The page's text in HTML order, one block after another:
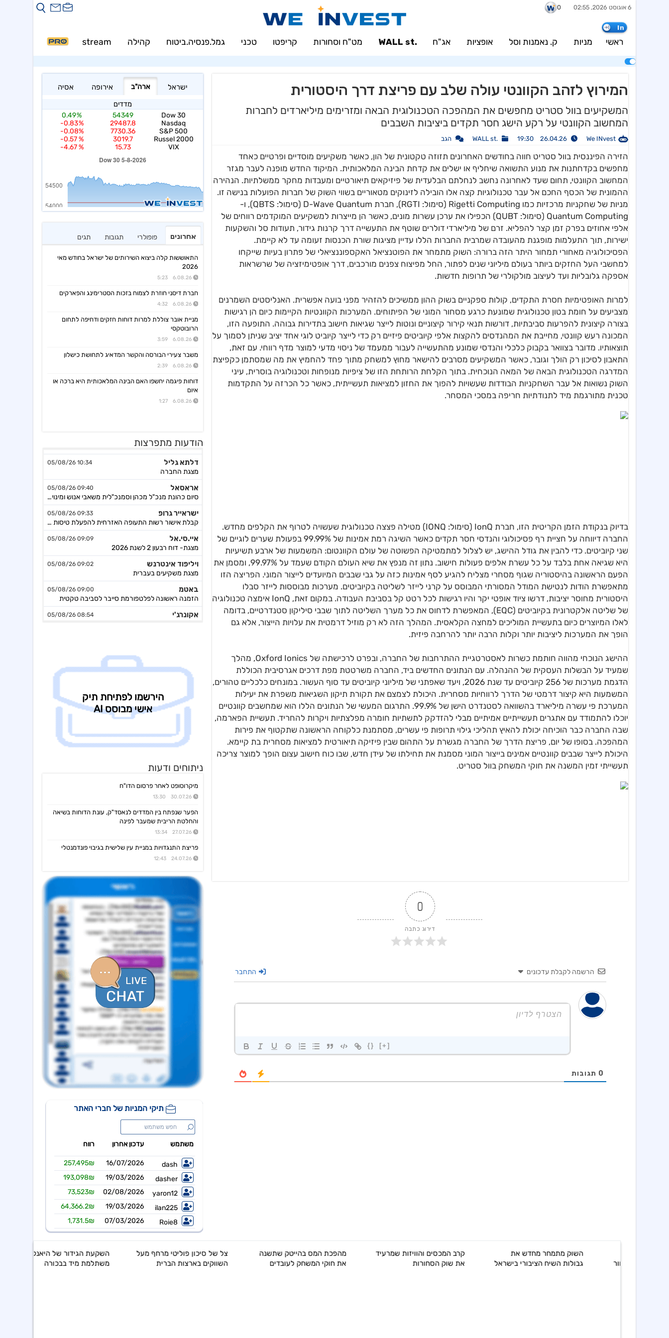
6 אוגוסט 2026, 02:55
In
0
ראשי מניות ק. נאמנות וסל אופציות אג"ח .WALL st מט"ח וסחורות קריפטו טכני גמל.פנסיה.ביטוח קהילה stream
PRO
המירוץ לזהב הקוונטי עולה שלב עם פריצת דרך היסטורית
המשקיעים בוול סטריט מחפשים את המהפכה הטכנולוגית הבאה ומזרימים מיליארדים לחברות
המחשוב הקוונטי על רקע הישג חסר תקדים ביציבות השבבים
We INvest
26.04.26 19:30
.WALL st הגב
הזירה הפיננסית בוול סטריט חווה בחודשים האחרונים תזוזה טקטונית של הון, כאשר משקיעים מוסדיים ופרטיים כאחד
מחפשים בקדחתנות את מנוע התשואה שיחליף או ישלים את קדחת הבינה המלאכותית. המיקוד החדש מופנה לעבר מגזר
המחשוב הקוונטי, תחום שעד לאחרונה נחשב לנחלתם הבלעדית של פיזיקאים תיאורטיים ומעבדות מחקר ממשלתיות. הנהירה
ההמונית של הכסף החכם אל עבר טכנולוגיות קצה אלו הובילה לזינוקים מטאוריים בשווי השוק של חברות הפועלות בנישה זו.
מניות של שחקניות מרכזיות כמו Rigetti Computing (סימול: RGTI), חברת D-Wave Quantum (סימול: QBTS), ו-
Quantum Computing (סימול: QUBT) הכפילו את ערכן עשרות מונים, כאשר הן מייצרות למשקיעים המוקדמים רווחים של
אלפי אחוזים בפרק זמן קצר להפליא. זרם של מיליארדי דולרים שוטף את התעשייה דרך קרנות גידור, תעודות סל והשקעות
ישירות, תוך התעלמות מופגנת מהעובדה שמרבית החברות הללו עדיין מציגות שורת הכנסות זעומה עד לא קיימת.
הפסיכולוגיה מאחורי תמחור היתר הזה ברורה: השוק מתמחר את הפוטנציאל האקספוננציאלי של פתרון בעיות שייקחו
למחשבי העל החזקים ביותר בעולם מיליוני שנים לפתור, החל מפיצוח צפנים מורכבים, דרך אופטימיזציה של שרשראות
אספקה גלובליות ועד לעיצוב מולקולרי של תרופות חדשות.
למרות האופטימיות חסרת התקדים, קולות ספקניים בשוק ההון ממשיכים להזהיר מפני בועה אפשרית. האנליסטים השמרנים
מצביעים על חומת בטון טכנולוגית שמונעת כרגע מסחור המוני של הפיתוחים. המערכות הקוונטיות הקיימות כיום הן רגישות
בצורה קיצונית להפרעות סביבתיות, דורשות תנאי קירור קיצוניים ונוטות לייצר שגיאות חישוב בתדירות גבוהה. התופעה הזו,
המכונה רעש קוונטי, מחייבת את המהנדסים להקצות אלפי קיוביטים פיזיים רק כדי לייצר קיוביט לוגי אחד יציב שניתן לסמוך על
תוצאותיו. מדובר בצוואר בקבוק כלכלי והנדסי שמונע מהתעשייה לעבור ממעמד של ניסוי מדעי למוצר מדף רווחי. עם זאת,
התאבון לסיכון רק הולך וגובר, כאשר המשקיעים מסרבים להישאר מחוץ למשחק מתוך פחד להחמיץ את מה שמסתמן כקפיצת
המדרגה הטכנולוגית הבאה של המאה הנוכחית. בתוך הקלחת הרותחת הזו של ציפיות מנופחות וטכנולוגיה בוסרית, עיני
השוק נשואות אל עבר השחקניות הבודדות שעשויות להפוך את החזון למציאות תעשייתית, כאשר כל הכרזה על התקדמות
טכנית מתורגמת מיד לתנודתיות חריפה במסכי המסחר.
בדיוק בנקודת הזמן הקריטית הזו, חברת IonQ (סימול: IONQ) מטילה פצצה טכנולוגית שעשויה לטרוף את הקלפים מחדש.
החברה דיווחה על חציית רף פסיכולוגי והנדסי חסר תקדים כאשר השיגה רמת אמינות של 99.99% בפעולת שערים לוגיים של
שני קיוביטים. כדי להבין את גודל ההישג, יש לצלול למתמטיקה הפשוטה של עולם הקוונטום: המשמעות של ארבע תשיעיות
היא שגיאה אחת בלבד על כל עשרת אלפים פעולות חישוב. נתון זה מנפץ את שיא העולם הקודם שעמד על 99.97%, ומסמן את
הפעם הראשונה בהיסטוריה שגוף מסחרי מצליח להגיע לסף אמינות כזה על גבי שבבים המיועדים לייצור המוני. הפריצה הזו
מתאפשרת הודות לנטישת המודל המסורתי המבוסס על קרני לייזר לשליטה בקיוביטים. מערכות מבוססות לייזר סבלו
היסטורית מחוסר יציבות, דרשו ציוד אופטי יקר והיו רגישות לכל רטט קל בסביבת העבודה. במקום זאת, IonQ אימצה טכנולוגיה
של שליטה אלקטרונית בקיוביטים (EQC), המאפשרת לדחוס את כל מערך השליטה לתוך שבבי סיליקון סטנדרטיים, בדומה
לאלו המיוצרים כיום בתעשיית המוליכים למחצה הקלאסית. המהלך הזה לא רק מוזיל דרמטית את עלויות הייצור, אלא גם
הופך את המערכות ליציבות יותר וקלות הרבה יותר להרחבה פיזית.
ההישג הנוכחי מהווה חותמת כשרות לאסטרטגיית ההתרחבות של החברה, ובפרט לרכישתה של Oxford Ionics, מהלך
שמעיד על הבשלות העסקית של ההנהלה. עם הנתונים החדשים ביד, החברה משרטטת מפת דרכים אגרסיבית הכוללת
הדגמת מערכות של 256 קיוביטים עד שנת 2026, ויעד שאפתני של מיליוני קיוביטים עד סוף העשור. במונחים כלכליים טהורים,
המשמעות היא קיצור דרמטי של הדרך לרווחיות מסחרית. היכולת לצמצם את תקורת תיקון השגיאות משפרת את יעילות
המערכת פי עשרה מיליארד בהשוואה לסטנדרט הישן של 99.9%. התרגום המעשי של הנתונים הללו הוא שמחשבים קוונטיים
יוכלו להתמודד עם אתגרים תעשייתיים אמיתיים מבלי להזדקק לתשתיות חומרה מפלצתיות ויקרות להחריד. תעשיית הפארמה,
שבה החברה כבר הוכיחה יכולת להאיץ תהליכי גילוי תרופות פי עשרים, מסתמנת כלקוחה הראשונה שתקטוף את פירות
המהפכה. בסופו של יום, פריצת הדרך של החברה מגשרת על התהום שבין פיזיקה תיאורטית למציאות מסחרית בת קיימא.
היכולת לייצר שבבים קוונטיים אמינים בייצור המוני מסמנת את תחילתו של עידן חדש, שבו כוח חישוב עצום הופך למוצר צריכה
תעשייתי זמין המשנה את חוקי המשחק בוול סטריט.
0
דירוג כתבה
הרשמה לקבלת עדכונים התחבר
{} [+]
0 תגובות
אחרונים פופולרי תגובות תגים
התאוששות קלה ביצוא השירותים של ישראל בחודש מאי
2026
6.08.26 5:23
חברת דיסני חוזרת לצמוח בזכות הסטרימינג והפארקים
6.08.26 4:32
מניית אובר צוללת למרות דוחות חזקים ודחיפה לתחום
הרובוטקסי
6.08.26 3:59
משבר צעירי הבורסה והקשר המדאיג לתחושת כישלון
6.08.26 2:39
דוחות פיגמה יחשפו האם הבינה המלאכותית היא ברכה או
איום
6.08.26 1:27
הודעות מתפרצות
דלתא גליל
מצגת החברה
אראסאל
סיום כהונת מנכ"ל מכהן וסמנכ"לית משאבי אנוש ומינוי מנכ"ל חדש
קבלת אישור רשות התעופה האזרחית להפעלת טיסות לצפון אמריקה
איי.סי.אל
מצגת- דוח רבעון 2 לשנת 2026
ויליפוד אינטרנש
מצגת משקיעים בעברית
הזמנה ראשונה לפלטפורמת סייבר לסביבה טקטית
אקונרג'י
הסכם מחייב לרכישת 100% בפלטפורמת הרוח הצרפתית Escofi תמורת כ-134.3 מיליון אירו ,כפוף להתאמות
מצגת לשוק ההון-אוגוסט 2026
מצגת תוצאות כספיות לרבעון שני 2026 - עברית
שדה נדל"ן 19:06 04/08/26
דוח הצעת מדף להנפקת מניות, הזמנות 5.8.26
נכסים ובנין 18:17 04/08/26
מצגת משקיעים - דוחות כספיים רבעון 2 2026
אוסטרליה ישראל,אספן גרופ
אביסרור 15:38 04/08/26
פתיחת מסחר ביום 5.8.26-אביסרור אפ 1
אביסרור
פתיחת מסחר ביום 5.8.26-אביסרור, עושה שוק
דה זראסאי גרופ
דה זראסאי גרופ
זימון אסיפת אג"ח ג' ל-9.8.26-אישור תיקון מספר 5 לשטר נאמנות , כתב הצבעה
פרופדו 13:23 04/08/26
פתיחת מסחר ביום 5.8.26-פרופדו אגח ב
אינטרגאמא
אינפליי 15:58 05/08/26
14:29 05/08/26
תאת טכנולוגיות 14:17 05/08/26
אנשי העיר,רוטשטיין 12:43 05/08/26
סופרגז פאוור,נופר אנרג'י 12:11 05/08/26
בת בהסכם למכירת חשמל באסדרת מודל השוק בק"ע מתקני אגירה עצמאיים, כפוף
ניתוחים ודעות
מיקרוסופט לאחר פרסום הדו"ח
30.07.26 13:30
הפער שנפתח בין המדדים לנאסד"ק, עונת הדוחות בשיאה
והחלטת הריבית שמעבר לפינה
27.07.26 13:34
פריצת התנגדויות במניית עין שלישית בגיבוי פונדמנטלי
24.07.26 12:43
גבולות השיח הציבורי בישראל
קרב המכסים והוויזות שמרעיד
את שוק הסחורות
מהפכת המס בהייטק שתשנה
את חוקי המשחק לעובדים
צל של סיכון פוליטי מרחף מעל
השווקים בארצות הברית
השקעת הגידור של היאנקיז
משתלמת מיד בבכורה